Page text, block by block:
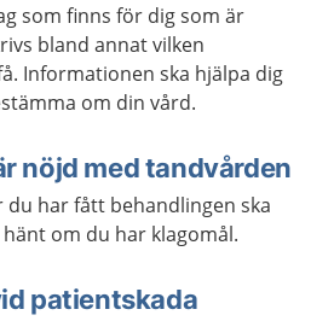
som finns för dig som är
bland annat vilken
Informationen ska hjälpa dig
om din vård.
nöjd med tandvården
har fått behandlingen ska
om du har klagomål.
patientskada